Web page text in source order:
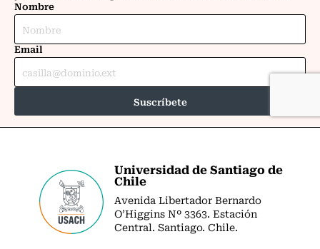
Universidad de Santiago de
Chile
Avenida Libertador Bernardo
O’Higgins Nº 3363. Estación
Central. Santiago. Chile.